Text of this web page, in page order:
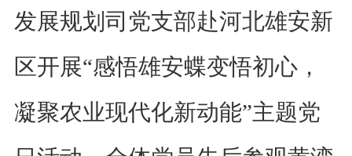
发展规划司党支部赴河北雄安新
区开展“感悟雄安蝶变悟初心，
凝聚农业现代化新动能”主题党